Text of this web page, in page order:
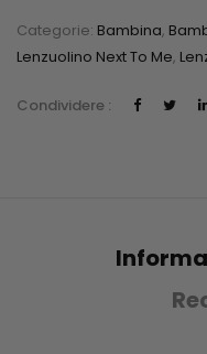
Categorie: Bambina,
Lenzuolino Next To Me,
Condividere :